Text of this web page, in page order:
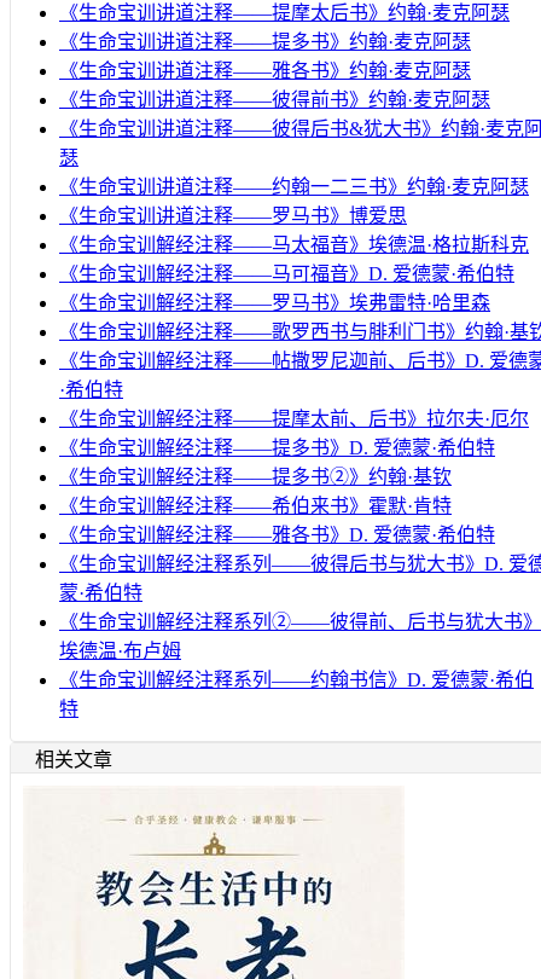
《生命宝训讲道注释——提摩太后书》约翰·麦克阿瑟
《生命宝训讲道注释——提多书》约翰·麦克阿瑟
《生命宝训讲道注释——雅各书》约翰·麦克阿瑟
《生命宝训讲道注释——彼得前书》约翰·麦克阿瑟
《生命宝训讲道注释——彼得后书&犹大书》约翰·麦克
瑟
《生命宝训讲道注释——约翰一二三书》约翰·麦克阿瑟
《生命宝训讲道注释——罗马书》博爱思
《生命宝训解经注释——马太福音》埃德温·格拉斯科克
《生命宝训解经注释——马可福音》D. 爱德蒙·希伯特
《生命宝训解经注释——罗马书》埃弗雷特·哈里森
《生命宝训解经注释——歌罗西书与腓利门书》约翰·基
《生命宝训解经注释——帖撒罗尼迦前、后书》D. 爱德
·希伯特
《生命宝训解经注释——提摩太前、后书》拉尔夫·厄尔
《生命宝训解经注释——提多书》D. 爱德蒙·希伯特
《生命宝训解经注释——提多书②》约翰·基钦
《生命宝训解经注释——希伯来书》霍默·肯特
《生命宝训解经注释——雅各书》D. 爱德蒙·希伯特
《生命宝训解经注释系列——彼得后书与犹大书》D. 爱
蒙·希伯特
《生命宝训解经注释系列②——彼得前、后书与犹大书》
埃德温·布卢姆
《生命宝训解经注释系列——约翰书信》D. 爱德蒙·希伯
特
相关文章